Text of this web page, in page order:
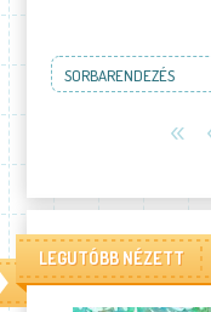
SORBARENDEZÉS
LEGUTÓBB NÉZETT